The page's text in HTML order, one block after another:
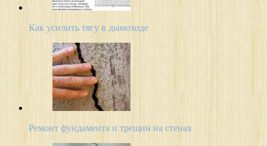
Как усилить тягу в дымоходе
Ремонт фундамента и трещин на стенах